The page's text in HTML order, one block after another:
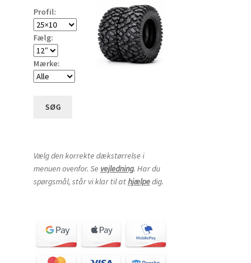
Profil:
Fælg:
Mærke:
SØG
Vælg den korrekte dækstørrelse i
menuen ovenfor. Se vejledning. Har du
spørgsmål, står vi klar til athjælpedig.